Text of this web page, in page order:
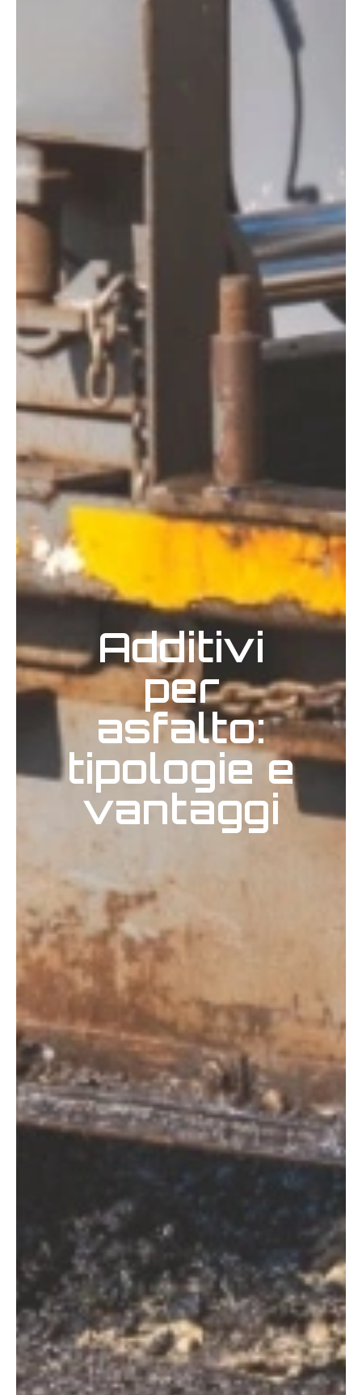
Additivi
per
asfalto:
tipologie e
vantaggi